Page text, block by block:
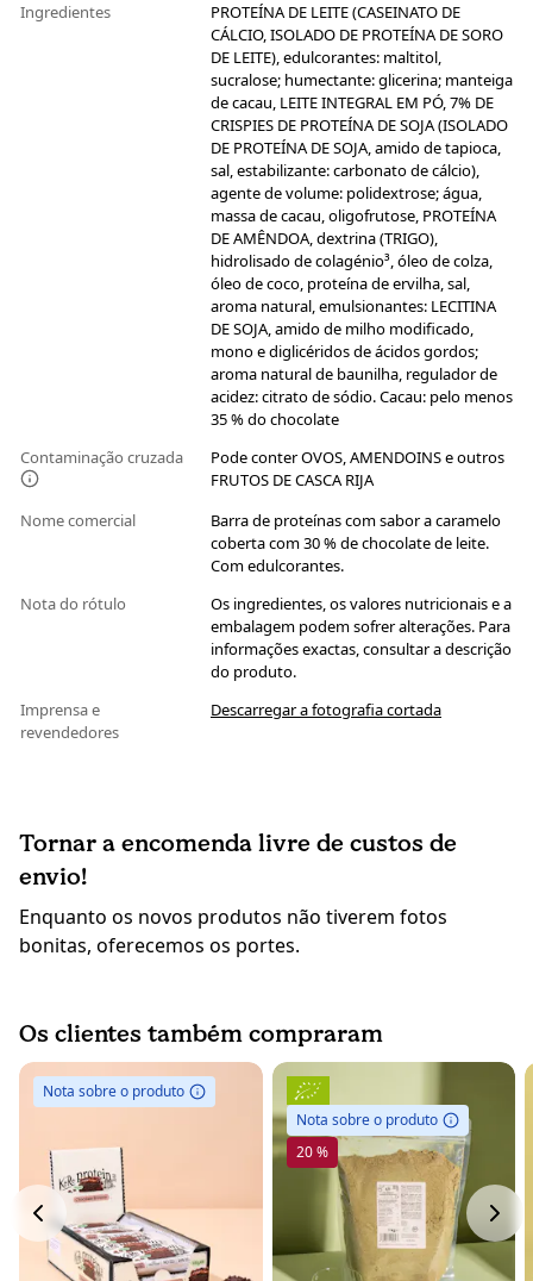
Ingredientes
PROTEÍNA DE LEITE (CASEINATO DE
CÁLCIO, ISOLADO DE PROTEÍNA DE SORO
DE LEITE), edulcorantes: maltitol,
sucralose; humectante: glicerina; manteiga
de cacau, LEITE INTEGRAL EM PÓ, 7% DE
CRISPIES DE PROTEÍNA DE SOJA (ISOLADO
DE PROTEÍNA DE SOJA, amido de tapioca,
sal, estabilizante: carbonato de cálcio),
agente de volume: polidextrose; água,
massa de cacau, oligofrutose, PROTEÍNA
DE AMÊNDOA, dextrina (TRIGO),
hidrolisado de colagénio³, óleo de colza,
óleo de coco, proteína de ervilha, sal,
aroma natural, emulsionantes: LECITINA
DE SOJA, amido de milho modificado,
mono e diglicéridos de ácidos gordos;
aroma natural de baunilha, regulador de
acidez: citrato de sódio. Cacau: pelo menos
35 % do chocolate
Contaminação cruzada
Pode conter OVOS, AMENDOINS e outros
FRUTOS DE CASCA RIJA
Nome comercial
Barra de proteínas com sabor a caramelo
coberta com 30 % de chocolate de leite.
Com edulcorantes.
Nota do rótulo
Os ingredientes, os valores nutricionais e a
embalagem podem sofrer alterações. Para
informações exactas, consultar a descrição
do produto.
Imprensa e
revendedores
Descarregar a fotografia cortada
Tornar a encomenda livre de custos de
envio!
Enquanto os novos produtos não tiverem fotos
bonitas, oferecemos os portes.
Os clientes também compraram
Nota sobre o produto
Nota sobre o produto
20 %